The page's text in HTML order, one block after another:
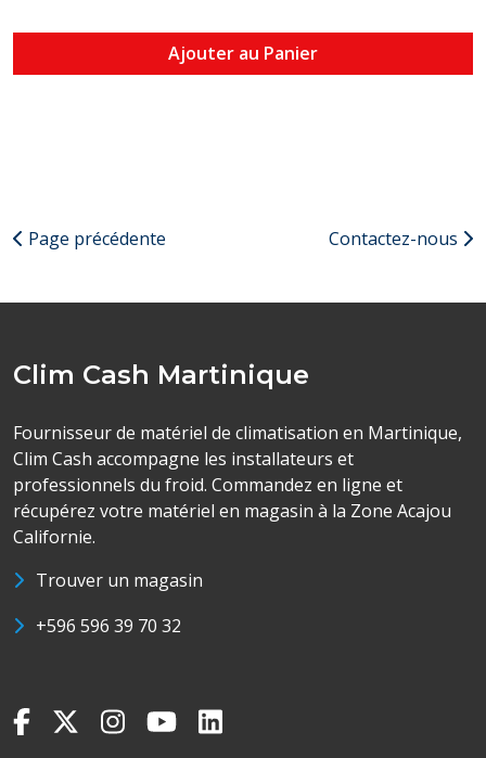
Ajouter au Panier
Page précédente Contactez-nous
Clim Cash Martinique
Fournisseur de matériel de climatisation en Martinique,
Clim Cash accompagne les installateurs et
professionnels du froid. Commandez en ligne et
récupérez votre matériel en magasin à la Zone Acajou
Californie.
Trouver un magasin
+596 596 39 70 32